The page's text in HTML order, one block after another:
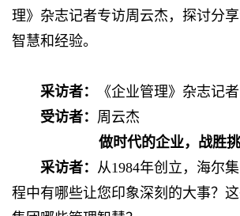
理》杂志记者专访周云杰，探讨分
智慧和经验。
采访者：
《企业管理》杂志记者
受访者： 周云杰
做时代的企业，战胜
采访者： 从1984年创立，海尔
程中有哪些让您印象深刻的大事？